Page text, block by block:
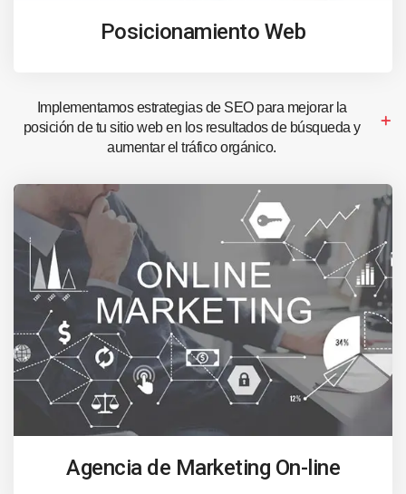
Posicionamiento Web
Implementamos estrategias de SEO para mejorar la
posición de tu sitio web en los resultados de búsqueda y
aumentar el tráfico orgánico.
Agencia de Marketing On-line